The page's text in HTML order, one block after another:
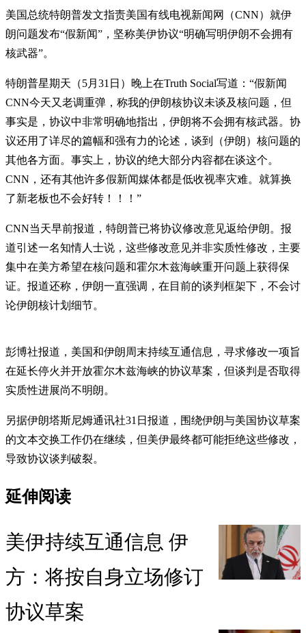
美国总统特朗普发文指责美国有线电视新闻网（CNN）就伊
朗问题发布“假新闻”，坚称美伊协议“明确写明伊朗不会拥有
核武器”。
特朗普星期天（5月31日）晚上在Truth Social写道：“假新闻
CNN今天又老调重弹，称我的伊朗核协议未谈及核问题，但
事实是，协议中非常明确地指出，伊朗将不会拥有核武器。协
议还用了详尽的篇幅和强有力的论述，谈到（伊朗）核问题的
其他各方面。事实上，协议的绝大部分内容都在谈这个。
CNN，还有其他许多假新闻媒体都是低收视率灾难。就算换
了新老板也不会好转！！！”
CNN当天早前报道，特朗普已将协议修改意见返给伊朗。报
道引述一名知情人士说，这些修改意见并非实质性修改，主要
集中在美方希望在核问题和霍尔木兹海峡重开问题上获得保
证。报道还称，伊朗一直强调，在目前的谈判框架下，不会讨
论伊朗核计划细节。
彭博社报道，美国和伊朗周末持续互通信息，寻求修改一项旨
在延长停火并开放霍尔木兹海峡的协议草案，但谈判是否取得
实质性进展尚不明朗。
另据伊朗塔斯尼姆通讯社31日报道，围绕伊朗与美国协议草案
的文本交换工作仍在继续，但美伊最终都可能拒绝这些修改，
导致协议谈判破裂。
延伸阅读
美伊持续互通信息 伊
方：将按自身立场修订
协议草案